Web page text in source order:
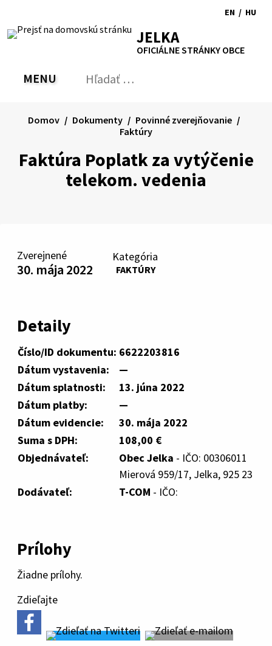
obsah
RSS MapaTlačiť
Zvýšiť
kontrast
písmapísma
EN
to
/ HU
JELKA
OFICIÁLNE STRÁNKY OBCE
PREPNÚŤ
MENU Hľadať:
Faktúra Poplatk za vytýčenie
telekom. vedenia
Domov Dokumenty
Povinné zverejňovanie
Faktúry
Zverejnené
30. mája 2022
Kategória
FAKTÚRY
Detaily
Číslo/ID dokumentu: 6622203816
Dátum vystavenia:
—
Dátum splatnosti:
13. júna 2022
Dátum platby:
—
Dátum evidencie:
30. mája 2022
Suma s DPH:
108,00 €
Objednávateľ:
Obec Jelka - IČO: 00306011
Mierová 959/17, Jelka, 925 23
Dodávateľ:
T-COM - IČO:
Prílohy
Žiadne prílohy.
Zdieľajte